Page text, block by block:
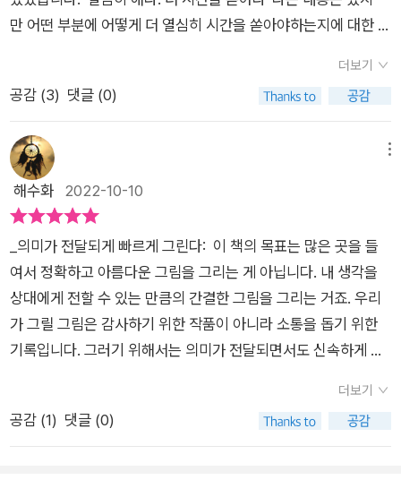
주거든요. 그걸 배워서 어디에 쓰냐고요? 학교나 직장에서 이럴
때 쓸 수 있습니다. • 공부한 걸 정리할 때 • 강연을 요약하며 공
유할 때 • 아이디어를 기록하며 공유할 때 • 회의 중에 서로의 생
각이 맞지 않을 때 ’말을 그림으로 바꿔서 기록하는 방법’이라 학
에게 유용할 거에요. 역자 의견으로는 이런 분도 도움될 거라 생
각합니다. • 책이나 발표 자료 만드는 데 삽화가 필요한 분 • 유튜
브에서 강의하시는 분 • 코로나 상황에도 ’그래픽 레코더’로 활동
하고 싶은 분 • 아이패드를 샀는데 제대로 활용하고 있지 않은 분
여러분은 이 안에 포함되시나요? 축하합니다. 이 책은 여러분을
위한 책입니다! 번역서에서 달라진 점 한국 독자를 위해 다양한
부분에서 현지화를 했습니다. 작품 크기 확대 원서에는 그래픽 레
코딩 여러 작품을 한 페이지에 넣다 보니 작게 보이는데요. 번역
서에는 좀 더 편하게 볼 수 있게 이미지를 확대했습니다. 한국 사
하는 페이지를 추가했습니다. 롤 모델로 삼으면서 어떤 활동을 하
는지, 어떤 주제를 어떻게 표현하는지 살펴보고, 행사가 있을 때
는 직접 작업을 의뢰해보면서 그래픽 레코딩에 다가서 보세요. 그
만 어떤 부분에 어떻게 더 열심히 시간을 쏟아야하는지에 대한 조
다. 하지만 어떻게 해야할지 모르는 경우가 많이 있습니다. 그래
서 저는 제 멘토 개발자를 좋아합니다. 물론 이분이라고 해서 항
상 구체적인 솔루션을 제시해주는건 아니지만, 그래도 조금 더 구
체적으로 어떻게 해야하는지 알려주셨기 때문입니다. 그렇게 하
면 수동적이고 생각을 하는 힘이 없어진다구요?글쎄요. 계속 의
존한다면 그럴지도 모르겠지만, 내가 뭘 모르는지조차 모르는 초
해주는게 더 낫다고 생각합니다. 이 책도 마찬가지입니다. 고등학
교 시절 미술 9등급을 받을 정도로 미술과는 댐을 짓고 살았던 제
가 봐도 구체적이고 실행할 수 있겠다는 생각이 듭니다.글보다는
그림이 이해가 쉽고 커뮤니케이션하는데 더 도움이 된다는 사실
은 이미 많은 책들이 주장했고, 우리도 알고 있습니다. 하지만 구
체적으로 어떻게 해야되는지에 대해선 여전히 물음표였죠. 그렇
지 않나요? 저만 그런가요? 하지만 이 책은 어떤 필기구를 준비
더보기
공감 (3) 댓글 (0)
해수화 2022-10-10
_의미가 전달되게 빠르게 그린다: 이 책의 목표는 많은 곳을 들
여서 정확하고 아름다운 그림을 그리는 게 아닙니다. 내 생각을
상대에게 전할 수 있는 만큼의 간결한 그림을 그리는 거죠. 우리
가 그릴 그림은 감사하기 위한 작품이 아니라 소통을 돕기 위한
기록입니다. 그러기 위해서는 의미가 전달되면서도 신속하게 그
풀어내고 도식화하는 것을 경험해오고 있었다. 무엇보다도 그리
는 중의 집중하고 풀어내는 과정이 힐링 그 자체였던 시간들이였
더보기
공감 (1) 댓글 (0)